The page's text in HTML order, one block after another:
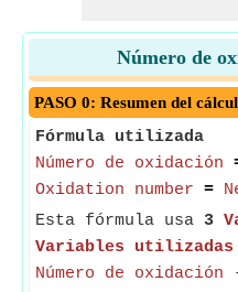
Número de
PASO 0: Resumen del
Fórmula utilizada
Número de oxidación
Oxidation number =
Esta fórmula usa 3
Variables utilizadas
Número de oxidación